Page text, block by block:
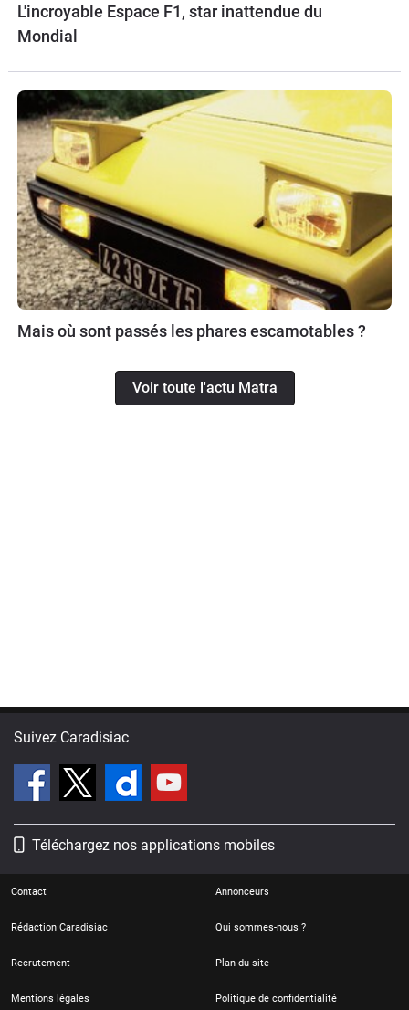
L'incroyable Espace F1, star inattendue du
Mondial
Mais où sont passés les phares escamotables ?
Voir toute l'actu Matra
Suivez Caradisiac
Téléchargez nos applications mobiles
Contact Annonceurs
Rédaction Caradisiac Qui sommes-nous ?
Recrutement Plan du site
Mentions légales Politique de confidentialité